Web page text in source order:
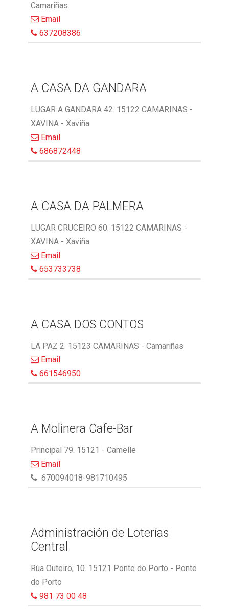
Camariñas
Email
637208386
A CASA DA GANDARA
LUGAR A GANDARA 42. 15122 CAMARINAS -
XAVINA - Xaviña
Email
686872448
A CASA DA PALMERA
LUGAR CRUCEIRO 60. 15122 CAMARINAS -
XAVINA - Xaviña
Email
653733738
A CASA DOS CONTOS
LA PAZ 2. 15123 CAMARINAS - Camariñas
Email
661546950
A Molinera Cafe-Bar
Principal 79. 15121 - Camelle
Email
670094018-981710495
Administración de Loterías
Central
Rúa Outeiro, 10. 15121 Ponte do Porto - Ponte
do Porto
981 73 00 48